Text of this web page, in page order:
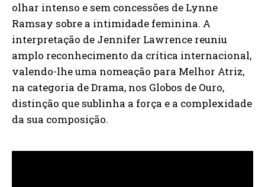
olhar intenso e sem concessões de Lynne
Ramsay sobre a intimidade feminina. A
interpretação de Jennifer Lawrence reuniu
amplo reconhecimento da crítica internacional,
valendo-lhe uma nomeação para Melhor Atriz,
na categoria de Drama, nos Globos de Ouro,
distinção que sublinha a força e a complexidade
da sua composição.